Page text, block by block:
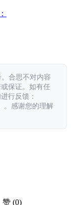
合思不对内容
保证。如有任
行反馈：
。感谢您的理解
赞 (0)